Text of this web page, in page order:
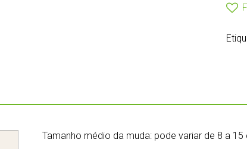
Tamanho médio da muda: pode variar de 8 a 15